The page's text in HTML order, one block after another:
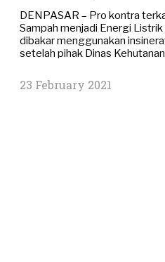
DENPASAR – Pro kontra
Sampah menjadi Energi
dibakar menggunakan
setelah pihak Dinas
23 February 2021